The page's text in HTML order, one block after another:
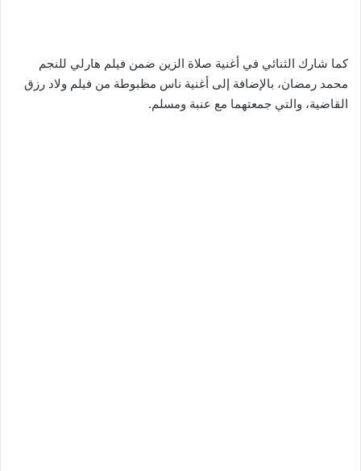
كما شارك الثنائي في أغنية صلاة الزين ضمن فيلم هارلي للنجم
محمد رمضان، بالإضافة إلى أغنية ناس مظبوطة من فيلم ولاد رزق
القاضية، والتي جمعتهما مع عنبة ومسلم.